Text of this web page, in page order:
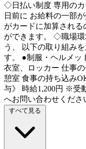
◇日払い制度 専用の
日前に お給料の一部
がカードに加算される
ができます。 ◇職場環
う、 以下の取り組み
す。 ●制服・ヘルメッ
衣室、ロッカー 仕事
憩室 食事の持ち込み
与》 時給1,200円 ※受
へお問い合わせくださ
すべて見る